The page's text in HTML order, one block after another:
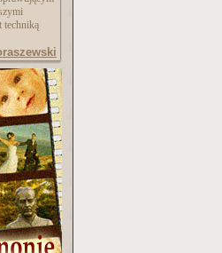
techniką